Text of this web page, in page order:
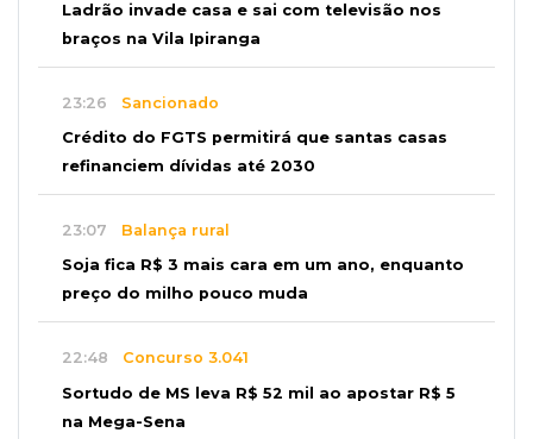
Ladrão invade casa e sai com televisão nos
braços na Vila Ipiranga
23:26 Sancionado
Crédito do FGTS permitirá que santas casas
refinanciem dívidas até 2030
23:07 Balança rural
Soja fica R$ 3 mais cara em um ano, enquanto
preço do milho pouco muda
22:48 Concurso 3.041
Sortudo de MS leva R$ 52 mil ao apostar R$ 5
na Mega-Sena